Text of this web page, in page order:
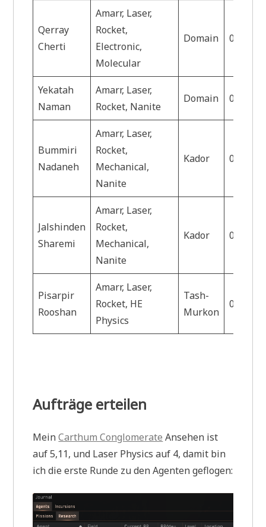
Qerray
Cherti
Amarr, Laser,
Rocket,
Electronic,
Molecular
Domain 0.6
Yekatah
Naman
Amarr, Laser,
Rocket, Nanite
Domain 0.6
Bummiri
Nadaneh
Amarr, Laser,
Rocket,
Mechanical,
Nanite
Kador 0.6
Jalshinden
Sharemi
Amarr, Laser,
Rocket,
Mechanical,
Nanite
Kador 0.7
Pisarpir
Rooshan
Amarr, Laser,
Rocket, HE
Physics
Tash-
Murkon
0.9
Aufträge erteilen
MeinCarthum Conglomerate Ansehen ist
auf 5,11, und Laser Physics auf 4, damit bin
ich die erste Runde zu den Agenten geflogen: